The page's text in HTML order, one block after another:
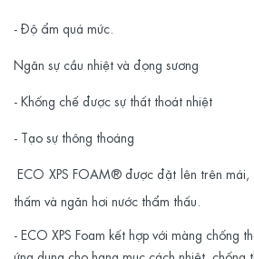
- Độ ẩm quá mức.
Ngăn sự cầu nhiệt và đọng sương
- Khống chế được sự thất thoát nhiệt
- Tạo sự thông thoáng
ECO XPS FOAM® được đặt lên trên mái,
thấm và ngăn hơi nước thẩm thấu.
- ECO XPS Foam kết hợp với màng chống
ứng dụng cho hạng mục cách nhiệt, chống